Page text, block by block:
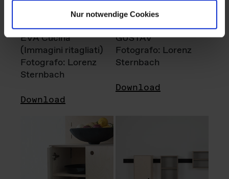
Nur notwendige Cookies
EVA Cucina
(Immagini ritagliati)
Fotografo: Lorenz
Sternbach
Download
GUSTAV
Fotografo: Lorenz
Sternbach
Download